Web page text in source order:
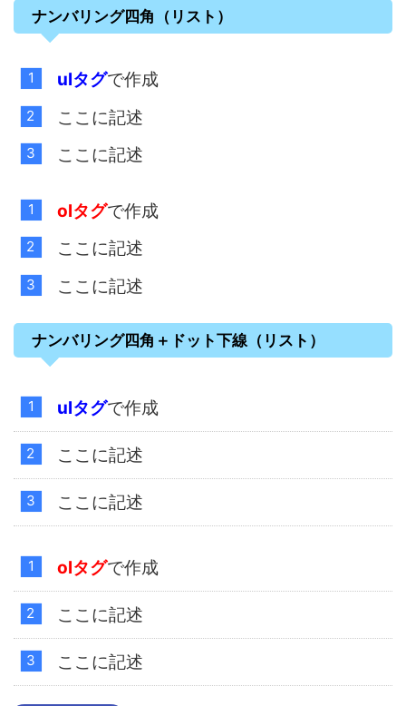
ナンバリング四角（リスト）
ulタグで作成
ここに記述
ここに記述
olタグで作成
ここに記述
ここに記述
ナンバリング四角＋ドット下線（リスト）
ulタグで作成
ここに記述
ここに記述
olタグで作成
ここに記述
ここに記述